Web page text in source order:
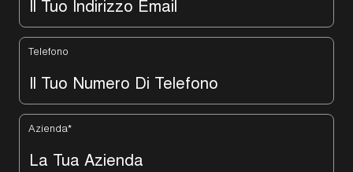
Telefono
Azienda*